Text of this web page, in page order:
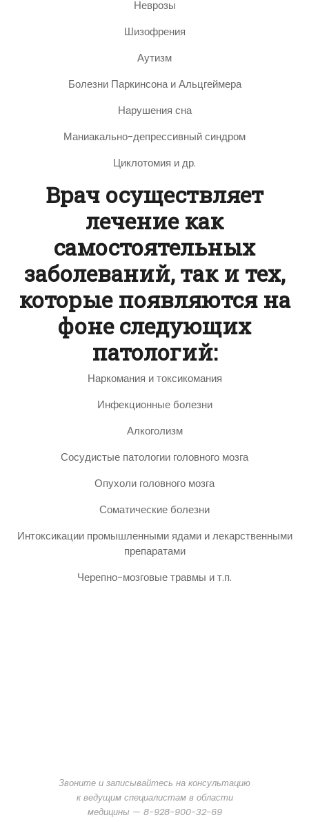
Неврозы
Шизофрения
Аутизм
Болезни Паркинсона и Альцгеймера
Нарушения сна
Маниакально-депрессивный синдром
Циклотомия и др.
Врач осуществляет
лечение как
самостоятельных
заболеваний, так и тех,
которые появляются на
фоне следующих
патологий:
Наркомания и токсикомания
Инфекционные болезни
Алкоголизм
Сосудистые патологии головного мозга
Опухоли головного мозга
Соматические болезни
Интоксикации промышленными ядами и лекарственными
препаратами
Черепно-мозговые травмы и т.п.
Звоните и записывайтесь на консультацию
к ведущим специалистам в области
медицины — 8-928-900-32-69